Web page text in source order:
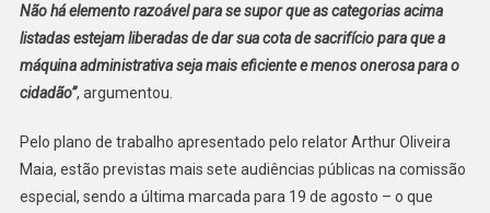
Não há elemento razoável para se supor que as categorias acima
listadas estejam liberadas de dar sua cota de sacrifício para que a
máquina administrativa seja mais eficiente e menos onerosa para o
cidadão”, argumentou.
Pelo plano de trabalho apresentado pelo relator Arthur Oliveira
Maia, estão previstas mais sete audiências públicas na comissão
especial, sendo a última marcada para 19 de agosto – o que